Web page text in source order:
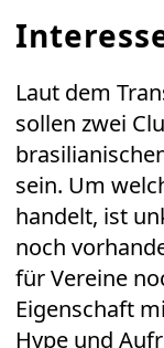
Laut dem
sollen zwei
sein. Um
handelt, ist
noch
für Vereine
Eigenschaft
Hype und